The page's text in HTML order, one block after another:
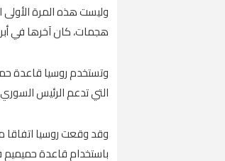
وليست هذه المرة
هجمات، كان آخرها في
وتستخدم روسيا قاعدة
التي تدعم الرئيس
باستخدام قاعدة